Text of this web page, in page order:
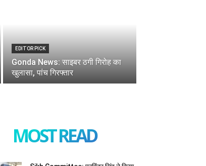
EDITOR PICK
Gonda News: साइबर ठगी गिरोह का
खुलासा, पांच गिरफ्तार
MOST READ